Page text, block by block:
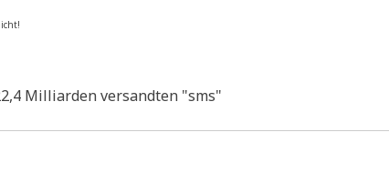
Mil­li­ar­den ver­sand­ten "sms"